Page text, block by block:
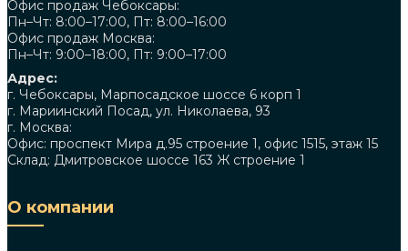
Офис продаж Чебоксары:
Пн–Чт: 8:00–17:00, Пт: 8:00–16:00
Офис продаж Москва:
Пн–Чт: 9:00–18:00, Пт: 9:00–17:00
Адрес:
г. Чебоксары, Марпосадское шоссе 6 корп 1
г. Мариинский Посад, ул. Николаева, 93
г. Москва:
Офис: проспект Мира д.95 строение 1, офис 1515, этаж 15
Склад: Дмитровское шоссе 163 Ж строение 1
О компании